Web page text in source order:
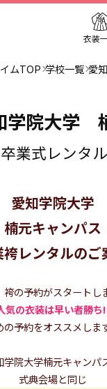
衣装
ムTOP 学校一覧 愛
学院大学
業式レンタ
愛知学院大学
楠元キャンパス
袴レンタルのご
袴の予約がスタートし
気の衣装は早い者勝ち
の予約をオススメしま
学院大学楠元キャンパ
式典会場と同じ